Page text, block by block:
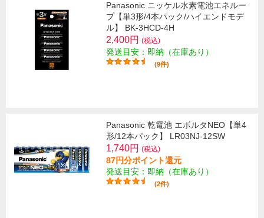
Panasonic ニッケル水素電池エネルー
プ【単3形/4本パック/ハイエンドモデ
ル】 BK-3HCD-4H
2,400円 (税込)
発送目安：即納（在庫あり）
(9件)
Panasonic 乾電池 エボルタNEO【単4
形/12本パック】 LR03NJ-12SW
1,740円 (税込)
87円分ポイント還元
発送目安：即納（在庫あり）
(2件)